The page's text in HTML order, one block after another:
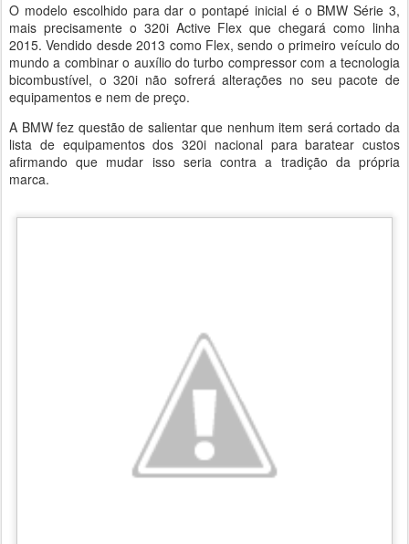
O modelo escolhido para dar o pontapé inicial é o BMW Série 3,
mais precisamente o 320i Active Flex que chegará como linha
2015. Vendido desde 2013 como Flex, sendo o primeiro veículo do
mundo a combinar o auxílio do turbo compressor com a tecnologia
bicombustível, o 320i não sofrerá alterações no seu pacote de
equipamentos e nem de preço.
A BMW fez questão de salientar que nenhum item será cortado da
lista de equipamentos dos 320i nacional para baratear custos
afirmando que mudar isso seria contra a tradição da própria
marca.